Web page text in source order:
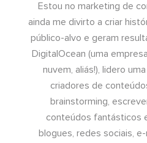
Estou no marketing de
ainda me divirto a criar
público-alvo e geram
DigitalOcean (uma
nuvem, aliás!), lidero
criadores de
brainstorming,
conteúdos fantásticos
blogues, redes sociais,